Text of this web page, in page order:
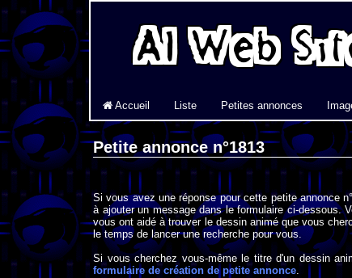
Accueil Liste Petites annonces
Petite annonce n°1813
Si vous avez une réponse pour cette petite annonce
à ajouter un message dans le formulaire ci-dessous.
vous ont aidé à trouver le dessin animé que vous
le temps de lancer une recherche pour vous.
Si vous cherchez vous-même le titre d'un dessin
formulaire de création de petite annonce.